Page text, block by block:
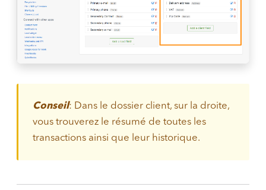
Conseil: Dans le dossier client, sur la droite,
vous trouverez le résumé de toutes les
transactions ainsi que leur historique.